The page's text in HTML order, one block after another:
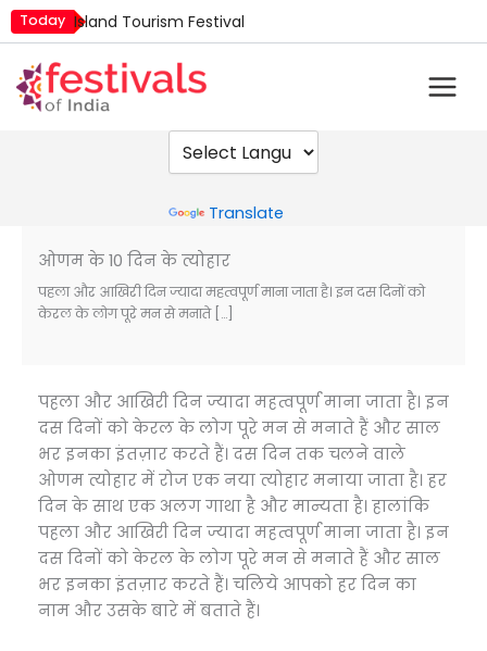
Skip
to
content
Today Island Tourism Festival
Luv Kush Jayanti
Mim Kut
Nashik Kumbh Mela
Translate
ओणम के 10 दिन के त्योहार
पहला और आखिरी दिन ज्यादा महत्वपूर्ण माना जाता है। इन दस दिनों को
केरल के लोग पूरे मन से मनाते […]
पहला और आखिरी दिन ज्यादा महत्वपूर्ण माना जाता है। इन
दस दिनों को केरल के लोग पूरे मन से मनाते हैं और साल
भर इनका इंतज़ार करते हैं। दस दिन तक चलने वाले
ओणम त्योहार में रोज एक नया त्योहार मनाया जाता है। हर
दिन के साथ एक अलग गाथा है और मान्यता है। हालांकि
पहला और आखिरी दिन ज्यादा महत्वपूर्ण माना जाता है। इन
दस दिनों को केरल के लोग पूरे मन से मनाते हैं और साल
भर इनका इंतज़ार करते हैं। चलिये आपको हर दिन का
नाम और उसके बारे में बताते हैं।